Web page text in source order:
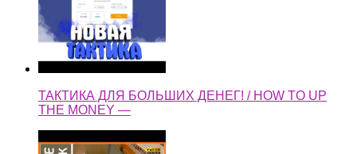
ТАКТИКА ДЛЯ БОЛЬШИХ ДЕНЕГ! / HOW TO UP
THE MONEY —